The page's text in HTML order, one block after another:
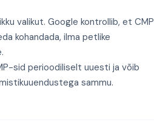
valikut. Google kontrollib, et CMP
kohandada, ilma petlike
sid perioodiliselt uuesti ja võib
sammu.